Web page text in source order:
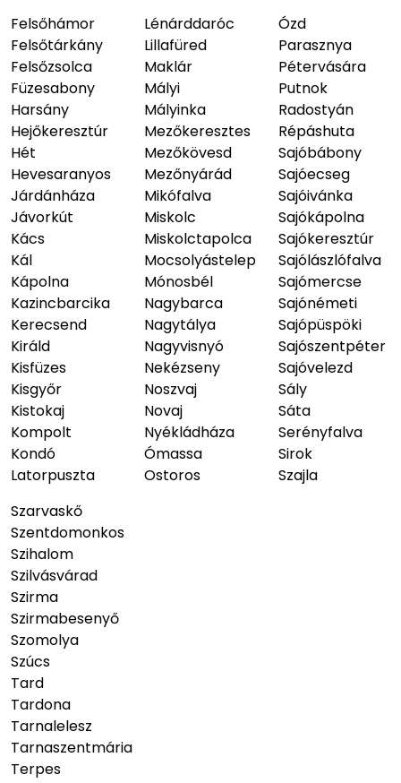
Felsőhámor
Felsőtárkány
Felsőzsolca
Füzesabony
Harsány
Hejőkeresztúr
Hét
Hevesaranyos
Járdánháza
Jávorkút
Kács
Kál
Kápolna
Kazincbarcika
Kerecsend
Királd
Kisfüzes
Kisgyőr
Kistokaj
Kompolt
Kondó
Latorpuszta
Lénárddaróc
Lillafüred
Maklár
Mályi
Mályinka
Mezőkeresztes
Mezőkövesd
Mezőnyárád
Mikófalva
Miskolc
Miskolctapolca
Mocsolyástelep
Mónosbél
Nagybarca
Nagytálya
Nagyvisnyó
Nekézseny
Noszvaj
Novaj
Nyékládháza
Ómassa
Ostoros
Ózd
Parasznya
Pétervására
Putnok
Radostyán
Répáshuta
Sajóbábony
Sajóecseg
Sajóivánka
Sajókápolna
Sajókeresztúr
Sajólászlófalva
Sajómercse
Sajónémeti
Sajópüspöki
Sajószentpéter
Sajóvelezd
Sály
Sáta
Serényfalva
Sirok
Szajla
Szarvaskő
Szentdomonkos
Szihalom
Szilvásvárad
Szirma
Szirmabesenyő
Szomolya
Szúcs
Tard
Tardona
Tarnalelesz
Tarnaszentmária
Terpes